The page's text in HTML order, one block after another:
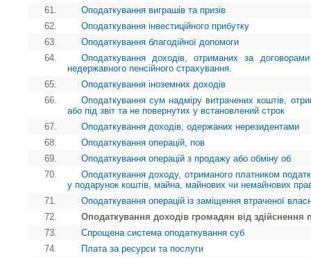
61.
Оподаткування виграшів та призів
62.
Оподаткування інвестиційного прибутку
63.
Оподаткування благодійної допомоги
64.
Оподаткування доходів, отриманих за
недержавного пенсійного страхування.
65.
Оподаткування іноземних доходів
66.
Оподаткування сум надміру витрачених коштів,
або під звіт та не повернутих у встановлений строк
67.
Оподаткування доходів, одержаних нерезидентами
68.
Оподаткування операцій, пов
69.
Оподаткування операцій з продажу або обміну об
70.
Оподаткування доходу, отриманого платником
у подарунок коштів, майна, майнових чи немайнових
71.
Оподаткування операцій із заміщення втраченої
72.
Оподаткування доходів громадян від здійснення
73.
Спрощена система оподаткування суб
74.
Плата за ресурси та послуги